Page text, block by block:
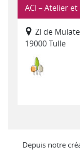
ACI – Atelier
ZI de
19000 Tulle
Depuis notre